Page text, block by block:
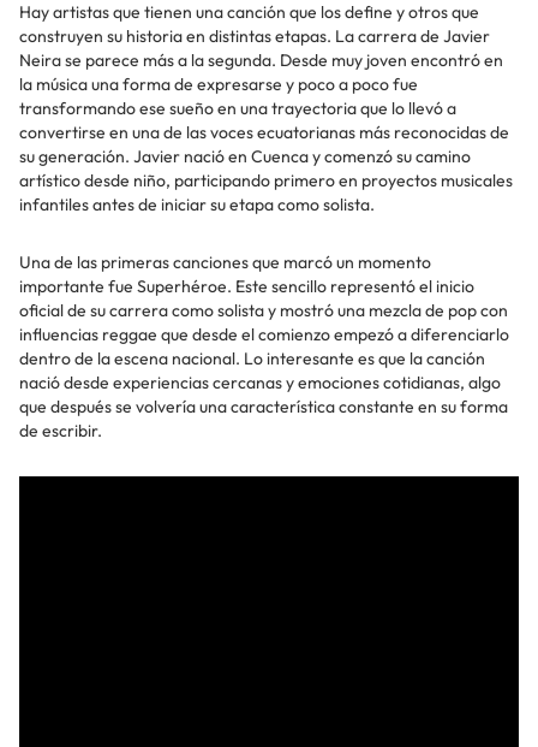
Hay artistas que tienen una canción que los define y otros que
construyen su historia en distintas etapas. La carrera de Javier
Neira se parece más a la segunda. Desde muy joven encontró en
la música una forma de expresarse y poco a poco fue
transformando ese sueño en una trayectoria que lo llevó a
convertirse en una de las voces ecuatorianas más reconocidas de
su generación. Javier nació en Cuenca y comenzó su camino
artístico desde niño, participando primero en proyectos musicales
infantiles antes de iniciar su etapa como solista.
Una de las primeras canciones que marcó un momento
importante fue Superhéroe. Este sencillo representó el inicio
oficial de su carrera como solista y mostró una mezcla de pop con
influencias reggae que desde el comienzo empezó a diferenciarlo
dentro de la escena nacional. Lo interesante es que la canción
nació desde experiencias cercanas y emociones cotidianas, algo
que después se volvería una característica constante en su forma
de escribir.